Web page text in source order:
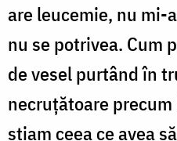
are leucemie, nu mi-
nu se potrivea. Cum
de vesel purtând în
necruţătoare
ştiam ceea ce avea